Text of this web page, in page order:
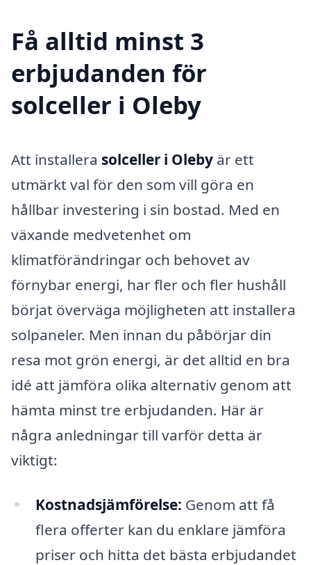
Få alltid minst 3
erbjudanden för
solceller i Oleby
Att installera solceller i Oleby är ett
utmärkt val för den som vill göra en
hållbar investering i sin bostad. Med en
växande medvetenhet om
klimatförändringar och behovet av
förnybar energi, har fler och fler hushåll
börjat överväga möjligheten att installera
solpaneler. Men innan du påbörjar din
resa mot grön energi, är det alltid en bra
idé att jämföra olika alternativ genom att
hämta minst tre erbjudanden. Här är
några anledningar till varför detta är
viktigt:
Kostnadsjämförelse: Genom att få
flera offerter kan du enklare jämföra
priser och hitta det bästa erbjudandet